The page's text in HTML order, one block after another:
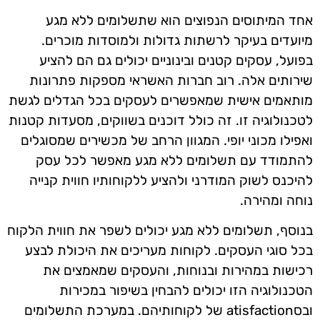
אחד המיתוסים הנפוצים הוא שתשלומים ללא מגע
מיועדים בעיקר לרשתות גדולות ולמוסדות מוכרים.
בפועל, עסקים קטנים ובינוניים יכולים גם הם להציע
שירותים אלה. רוב חברות האשראי מספקות פתרונות
מותאמים אישית שמאפשרים לעסקים בכל הגדלים לגשת
לטכנולוגיה זו. זה כולל דוכנים בשווקים, מסעדות קטנות
ואפילו מכוני יופי. המגוון הרחב של מכשירים שמסוגלים
להתמודד עם תשלומים ללא מגע מאפשר לכל עסק
להיכנס לשוק המודרני ולהציע ללקוחותיו חווית קנייה
נוחה ומהירה.
בנוסף, תשלומים ללא מגע יכולים לשפר את חווית הלקוח
בכל סוגי העסקים. לקוחות מעריכים את היכולת לבצע
רכישות במהירות ובנוחות, והעסקים שמאמצים את
הטכנולוגיה הזו יכולים להבחין בשיפור במכירות
ובסatisfaction של לקוחותיהם. במערכת התשלומים